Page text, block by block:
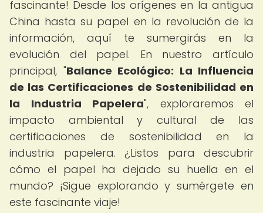
fascinante! Desde los orígenes en la antigua
China hasta su papel en la revolución de la
información, aquí te sumergirás en la
evolución del papel. En nuestro artículo
principal, "Balance Ecológico: La Influencia
de las Certificaciones de Sostenibilidad en
la Industria Papelera", exploraremos el
impacto ambiental y cultural de las
certificaciones de sostenibilidad en la
industria papelera. ¿Listos para descubrir
cómo el papel ha dejado su huella en el
mundo? ¡Sigue explorando y sumérgete en
este fascinante viaje!